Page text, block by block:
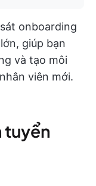
onboarding
giúp bạn
và tạo môi
viên mới.
tuyển